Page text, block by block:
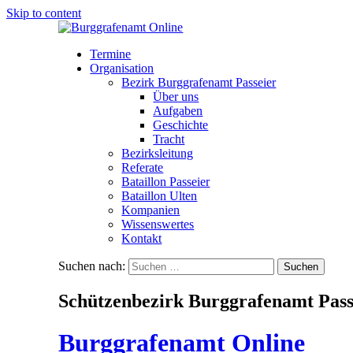
Skip to content
Termine
Organisation
Bezirk Burggrafenamt Passeier
Über uns
Aufgaben
Geschichte
Tracht
Bezirksleitung
Referate
Bataillon Passeier
Bataillon Ulten
Kompanien
Wissenswertes
Kontakt
Suchen nach:
Schützenbezirk Burggrafenamt
Burggrafenamt Online